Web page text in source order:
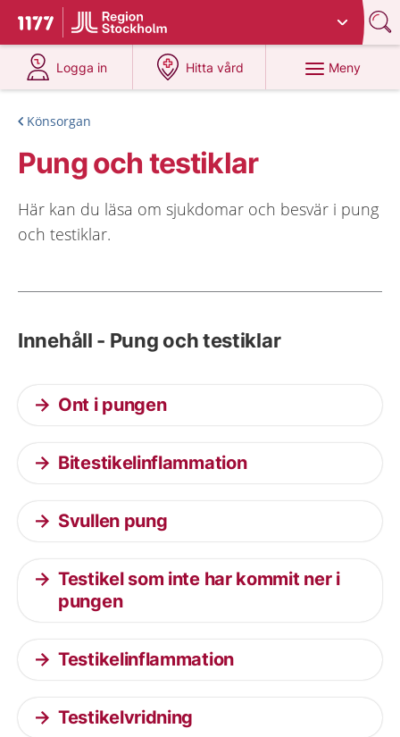
Till startsidan för 1177
Du har valt region
Logga in
på 1177.se
Hitta vård
på 1177.se
Meny
Könsorgan
Pung och testiklar
Här kan du läsa om sjukdomar och besvär i pung
och testiklar.
Innehåll - Pung och testiklar
Ont i pungen
Bitestikelinflammation
Svullen pung
Testikel som inte har kommit ner i
pungen
Testikelinflammation
Testikelvridning